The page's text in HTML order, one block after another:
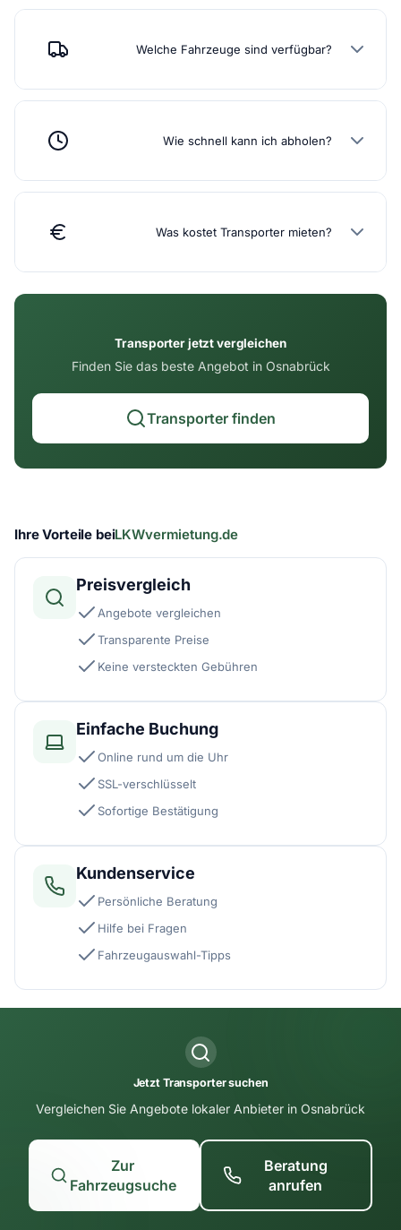
Welche Fahrzeuge sind verfügbar?
Wie schnell kann ich abholen?
Was kostet Transporter mieten?
Transporter jetzt vergleichen
Finden Sie das beste Angebot in Osnabrück
Transporter finden
Ihre Vorteile beiLKWvermietung.de
Preisvergleich
Angebote vergleichen
Transparente Preise
Keine versteckten Gebühren
Einfache Buchung
Online rund um die Uhr
SSL-verschlüsselt
Sofortige Bestätigung
Kundenservice
Persönliche Beratung
Hilfe bei Fragen
Fahrzeugauswahl-Tipps
Jetzt Transporter suchen
Vergleichen Sie Angebote lokaler Anbieter in Osnabrück
Zur
Fahrzeugsuche
Beratung
anrufen